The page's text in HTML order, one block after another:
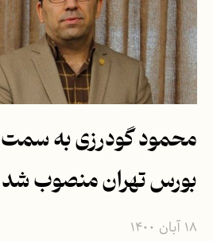
محمود گودرزی به
بورس تهران منصوب شد
۱۸ آبان ۱۴۰۰